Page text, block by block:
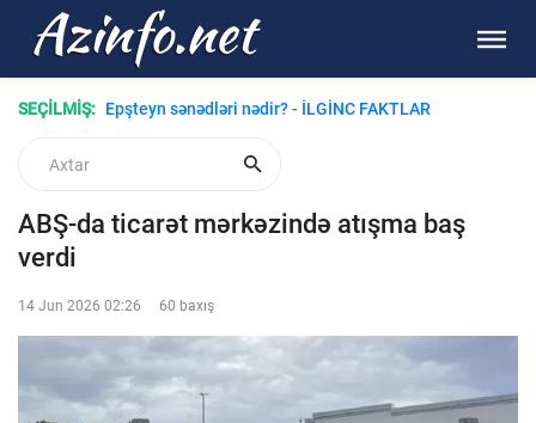
SEÇİLMİŞ: Epşteyn sənədləri nədir? - İLGİNC FAKTLAR
ABŞ-da ticarət mərkəzində atışma baş
verdi
14 Jun 2026 02:26 60 baxış